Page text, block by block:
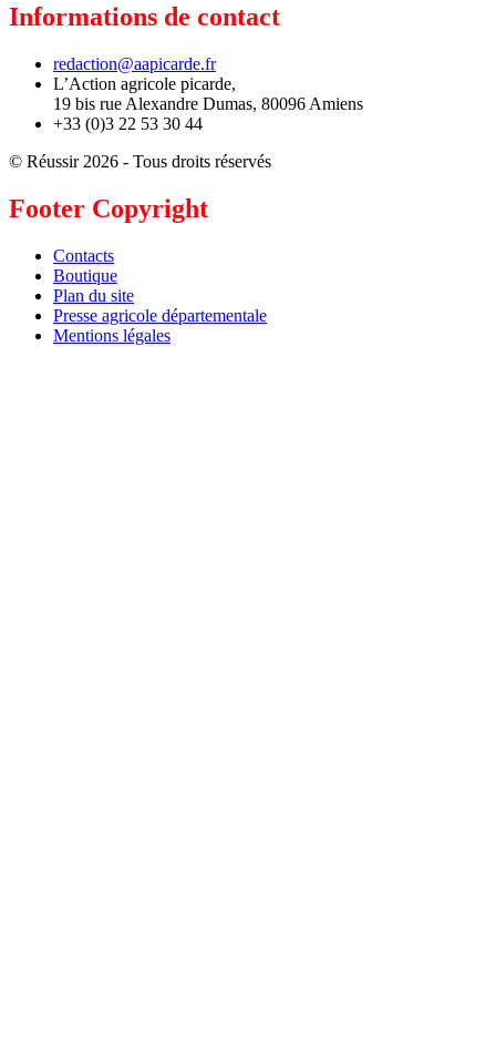
Informations de contact
redaction@aapicarde.fr
L’Action agricole picarde,
19 bis rue Alexandre Dumas, 80096 Amiens
+33 (0)3 22 53 30 44
© Réussir 2026 - Tous droits réservés
Footer Copyright
Contacts
Boutique
Plan du site
Presse agricole départementale
Mentions légales